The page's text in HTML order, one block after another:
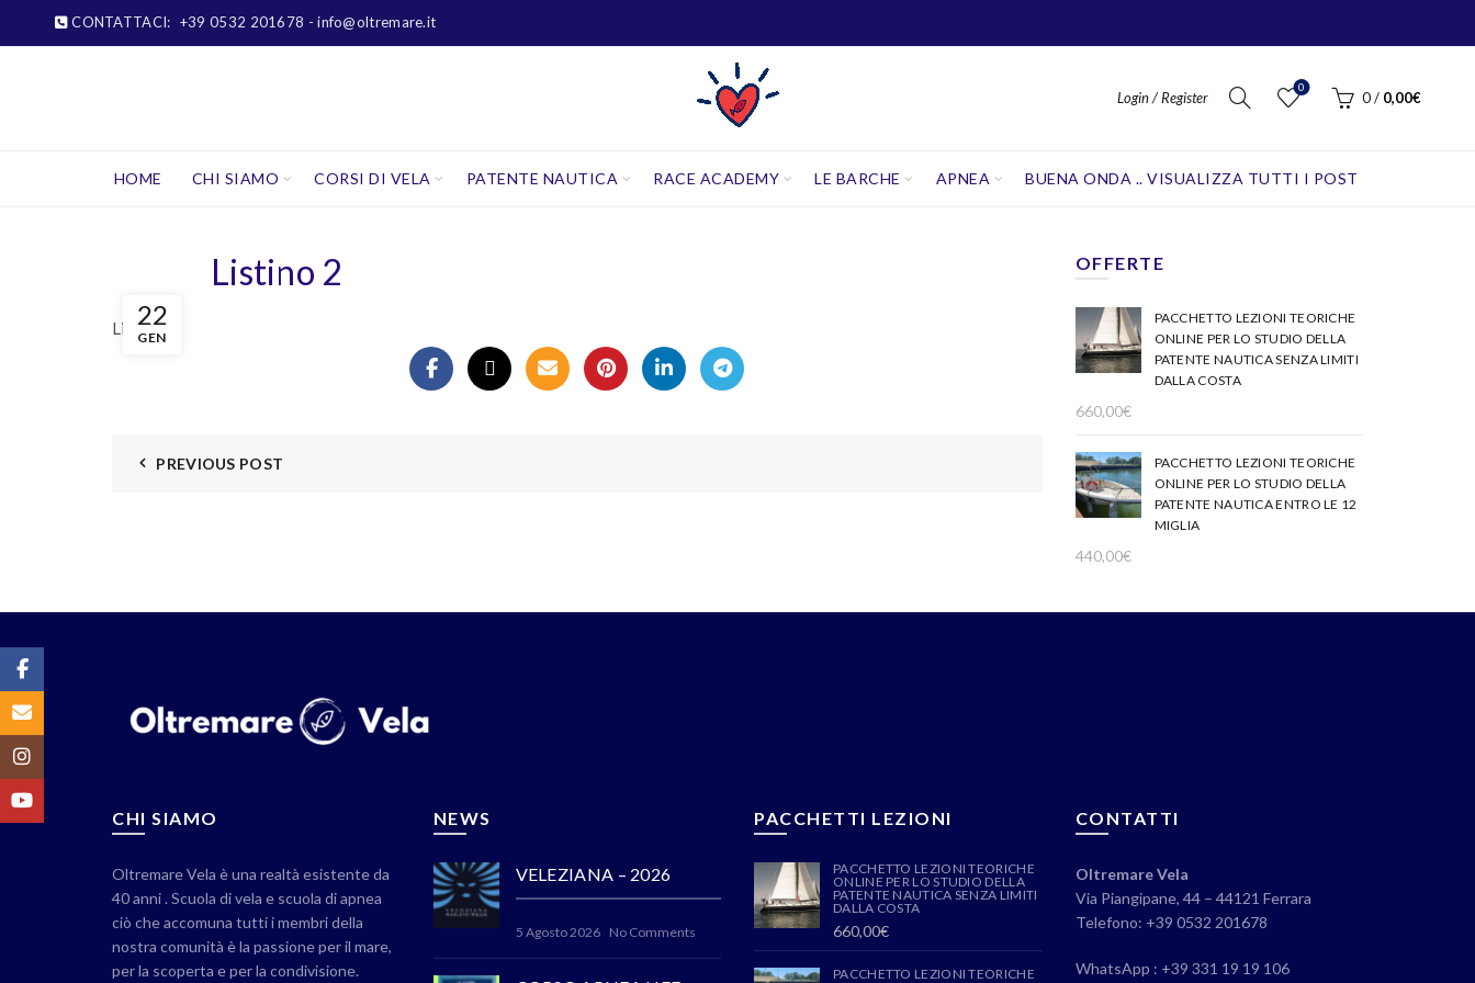
CONTATTACI: +39 0532 201678 - info@oltremare.it
Login / Register
0
0 / 0,00€
HOME CHI SIAMO CORSI DI VELA PATENTE NAUTICA RACE ACADEMY LE BARCHE APNEA BUENA ONDA .. VISUALIZZA TUTTI I POST
22
GEN
Listino 2
Listino 2
PREVIOUS POST
OFFERTE
PACCHETTO LEZIONI TEORICHE
ONLINE PER LO STUDIO DELLA
PATENTE NAUTICA SENZA LIMITI
DALLA COSTA
660,00€
PACCHETTO LEZIONI TEORICHE
ONLINE PER LO STUDIO DELLA
PATENTE NAUTICA ENTRO LE 12
MIGLIA
440,00€
CHI SIAMO
Oltremare Vela è una realtà esistente da
40 anni . Scuola di vela e scuola di apnea
ciò che accomuna tutti i membri della
nostra comunità è la passione per il mare,
per la scoperta e per la condivisione.
NEWS
VELEZIANA – 2026
5 Agosto 2026 No Comments
PACCHETTI LEZIONI
PACCHETTO LEZIONI TEORICHE
ONLINE PER LO STUDIO DELLA
PATENTE NAUTICA SENZA LIMITI
DALLA COSTA
660,00€
PACCHETTO LEZIONI TEORICHE
CONTATTI
Oltremare Vela
Via Piangipane, 44 – 44121 Ferrara
Telefono: +39 0532 201678
WhatsApp : +39 331 19 19 106